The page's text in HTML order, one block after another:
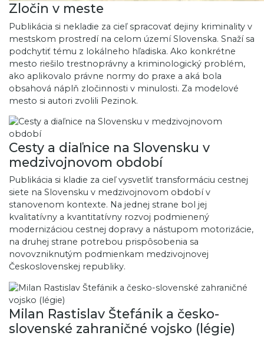
Zločin v meste
Publikácia si nekladie za cieľ spracovať dejiny kriminality v
mestskom prostredí na celom území Slovenska. Snaží sa
podchytiť tému z lokálneho hľadiska. Ako konkrétne
mesto riešilo trestnoprávny a kriminologický problém,
ako aplikovalo právne normy do praxe a aká bola
obsahová náplň zločinnosti v minulosti. Za modelové
mesto si autori zvolili Pezinok.
Cesty a diaľnice na Slovensku v
medzivojnovom období
Publikácia si kladie za cieľ vysvetliť transformáciu cestnej
siete na Slovensku v medzivojnovom období v
stanovenom kontexte. Na jednej strane bol jej
kvalitatívny a kvantitatívny rozvoj podmienený
modernizáciou cestnej dopravy a nástupom motorizácie,
na druhej strane potrebou prispôsobenia sa
novovzniknutým podmienkam medzivojnovej
Československej republiky.
Milan Rastislav Štefánik a česko-
slovenské zahraničné vojsko (légie)